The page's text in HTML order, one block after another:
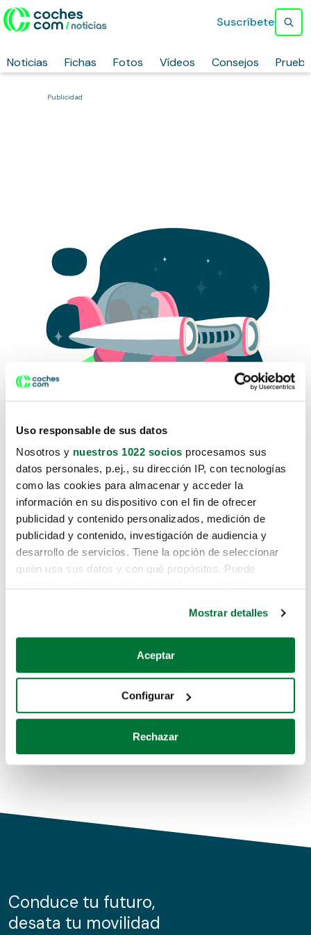
Uso responsable de sus datos
Nosotros y nuestros 1022 socios procesamos sus
datos personales, p.ej., su dirección IP, con tecnologías
como las cookies para almacenar y acceder la
información en su dispositivo con el fin de ofrecer
publicidad y contenido personalizados, medición de
publicidad y contenido, investigación de audiencia y
desarrollo de servicios. Tiene la opción de seleccionar
quién usa sus datos y con qué propósitos. Puede
Si lo permite, también quisiéramos:
Recopilar información sobre su ubicación geográfica
Identificar su dispositivo analizándolo activamente
para buscar características específicas (huellas
Obtenga más información sobre cómo se procesan sus
de cookies.
información sobre el uso que haga del sitio web con
nuestros partners de redes sociales, publicidad y análisis
Mostrar detalles
Aceptar
Configurar
Rechazar
Noticias Fichas Fotos Vídeos Consejos
Suscríbete
Publicidad
Lo sentimos, no sabemos como
te hemos traido hasta aquí.
Pero puedes encontrar el coche que estás
buscando en alguno de estos enlaces:
Coches de segunda mano
Coches de km0
Conduce tu futuro,
desata tu movilidad